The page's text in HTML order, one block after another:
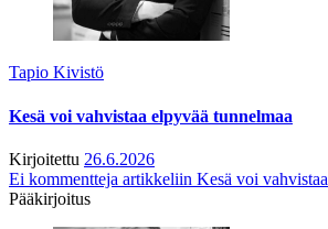
Tapio Kivistö
Kesä voi vahvistaa elpyvää tunnelmaa
Kirjoitettu 26.6.2026
Ei kommentteja artikkeliin Kesä voi
Pääkirjoitus